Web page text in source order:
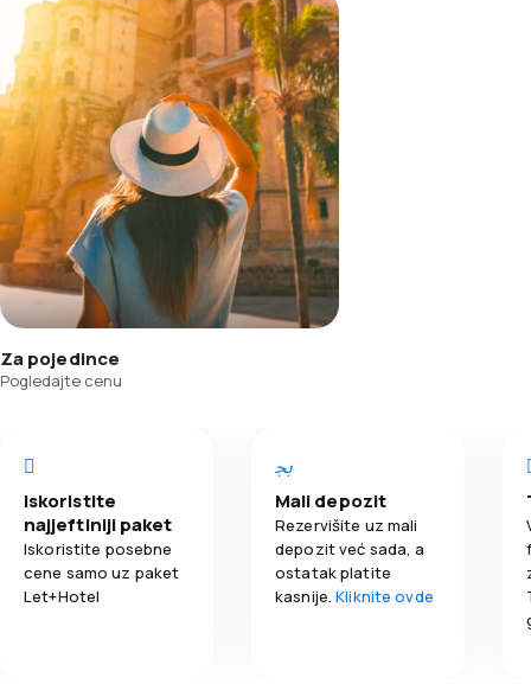
Za pojedince
Pogledajte cenu
Iskoristite
najjeftiniji paket
Iskoristite posebne
cene samo uz paket
Let+Hotel
Mali depozit
Rezervišite uz mali
depozit već sada, a
ostatak platite
kasnije.Kliknite ovde